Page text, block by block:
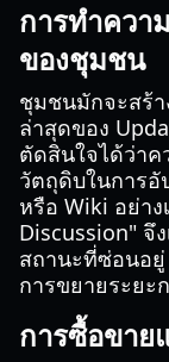
การทำควา
ของชุมชน
ชุมชนมักจะสร้
ล่าสุดของ
ตัดสินใจได้ว่า
วัตถุดิบในการอั
หรือ Wiki อย่า
Discussion" จึ
สถานะที่ซ่อนอยู่
การขยายระยะ
การซื้อขาย